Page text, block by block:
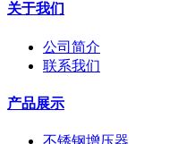
关于我们
公司简介
联系我们
产品展示
不锈钢增压器